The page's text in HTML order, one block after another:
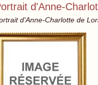
d'Anne-
d'Anne-Charlotte de